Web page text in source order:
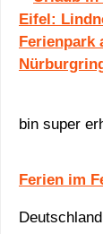
bin super
Ferien im